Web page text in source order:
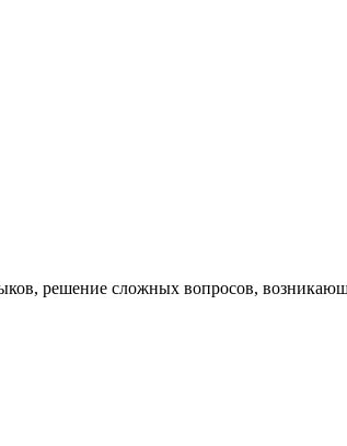
решение сложных вопросов,